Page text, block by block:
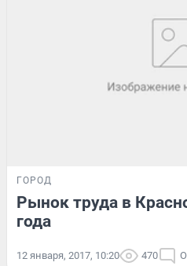
ГОРОД
Рынок труда в
года
12 января, 2017, 10:20 470